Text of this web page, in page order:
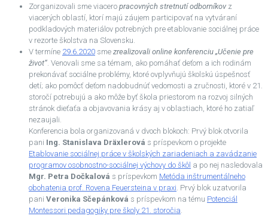
Zorganizovali sme viacero pracovných stretnutí odborníkov z
viacerých oblastí, ktorí majú záujem participovať na vytváraní
podkladových materiálov potrebných pre etablovanie sociálnej práce
v rezorte školstva na Slovensku.
V termíne 29.6.2020 sme zrealizovali online konferenciu „Učenie pre
život“ . Venovali sme sa témam, ako pomáhať deťom a ich rodinám
prekonávať sociálne problémy, ktoré ovplyvňujú školskú úspešnosť
detí; ako pomôcť deťom nadobudnúť vedomosti a zručnosti, ktoré v 21.
storočí potrebujú a ako môže byť škola priestorom na rozvoj silných
stránok dieťaťa a objavovania krásy aj v oblastiach, ktoré ho zatiaľ
nezaujali.
Konferencia bola organizovaná v dvoch blokoch: Prvý blok otvorila
pani Ing. Stanislava Dräxlerová s príspevkom o projekte
Etablovanie sociálnej práce v školských zariadeniach a zavádzanie
programov osobnostno-sociálnej výchovy do škôl a po nej nasledovala
Mgr. Petra Dočkalová s príspevkom Metóda inštrumentálneho
obohatenia prof. Rovena Feuersteina v praxi . Prvý blok uzatvorila
pani Veronika Sčepánková s príspevkom na tému Potenciál
Montessori pedagogiky pre školy 21. storočia